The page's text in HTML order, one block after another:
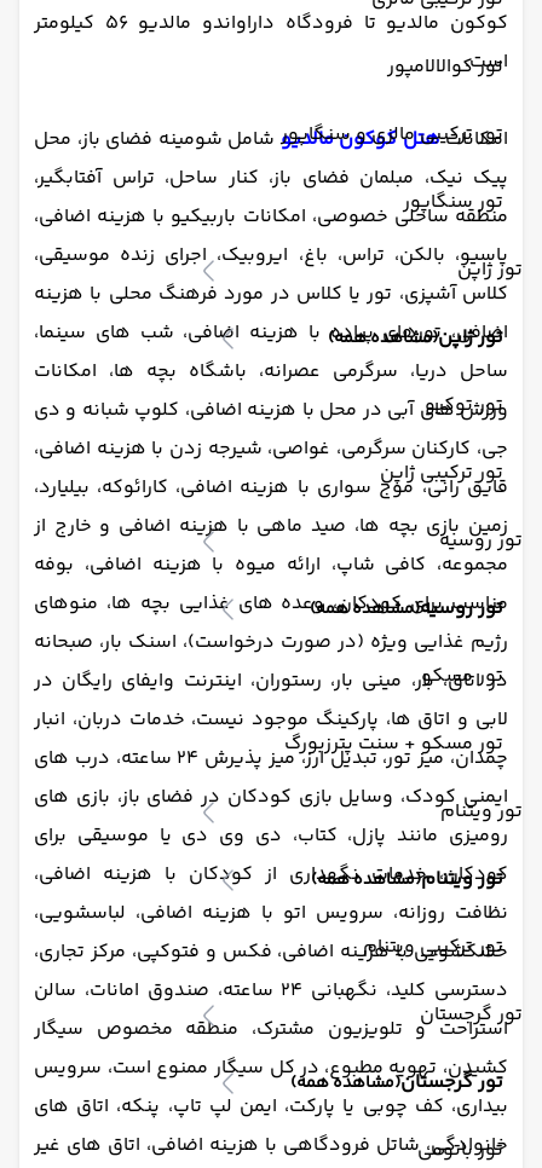
تور کوالالامپور
تور ترکیبی مالزی و سنگاپور
تور سنگاپور
تور ژاپن
تور ژاپن(مشاهده همه)
تور توکیو
تور ترکیبی ژاپن
تور روسیه
تور روسیه(مشاهده همه)
تور مسکو
تور مسکو + سنت پترزبورگ
تور ویتنام
تور ویتنام(مشاهده همه)
تور ترکیبی ویتنام
تور گرجستان
تور گرجستان(مشاهده همه)
تور باتومی
کوکون مالدیو تا فرودگاه داراواندو مالدیو 56 کیلومتر
است.
امکاناتهتل کوکون مالدیوشامل شومینه فضای باز، محل
پیک نیک، مبلمان فضای باز، کنار ساحل، تراس آفتابگیر،
منطقه ساحلی خصوصی، امکانات باربیکیو با هزینه اضافی،
پاسیو، بالکن، تراس، باغ، ایروبیک، اجرای زنده موسیقی،
کلاس آشپزی، تور یا کلاس در مورد فرهنگ محلی با هزینه
اضافی، تورهای پیاده با هزینه اضافی، شب های سینما،
ساحل دریا، سرگرمی عصرانه، باشگاه بچه ها، امکانات
ورزش های آبی در محل با هزینه اضافی، کلوپ شبانه و دی
جی، کارکنان سرگرمی، غواصی، شیرجه زدن با هزینه اضافی،
قایق رانی، موج سواری با هزینه اضافی، کارائوکه، بیلیارد،
زمین بازی بچه ها، صید ماهی با هزینه اضافی و خارج از
مجموعه، کافی شاپ، ارائه میوه با هزینه اضافی، بوفه
مناسب برای کودکان، وعده های غذایی بچه ها، منوهای
رژیم غذایی ویژه (در صورت درخواست)، اسنک بار، صبحانه
در اتاق، بار، مینی بار، رستوران، اینترنت وایفای رایگان در
لابی و اتاق ها، پارکینگ موجود نیست، خدمات دربان، انبار
چمدان، میز تور، تبدیل ارز، میز پذیرش 24 ساعته، درب های
ایمنی کودک، وسایل بازی کودکان در فضای باز، بازی های
رومیزی مانند پازل، کتاب، دی وی دی یا موسیقی برای
کودکان، خدمات نگهداری از کودکان با هزینه اضافی،
نظافت روزانه، سرویس اتو با هزینه اضافی، لباسشویی،
خشکشویی با هزینه اضافی، فکس و فتوکپی، مرکز تجاری،
دسترسی کلید، نگهبانی 24 ساعته، صندوق امانات، سالن
استراحت و تلویزیون مشترک، منطقه مخصوص سیگار
کشیدن، تهویه مطبوع، در کل سیگار ممنوع است، سرویس
بیداری، کف چوبی یا پارکت، ایمن لپ تاپ، پنکه، اتاق های
خانوادگی، شاتل فرودگاهی با هزینه اضافی، اتاق های غیر